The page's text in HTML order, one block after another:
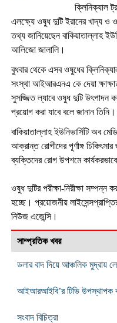
ক্লিনিক্যাল
এলক্ষ্যে ওষুধ দুটি ইরানের খাদ্য ও
তথ্য জানিয়েছেন বাকিয়াতাল্লাহ
আলিজো জালালি।
বুধবার থেকে এসব ওষুধের ক্লিনিক্যাল
সংস্থা আইআরএনএ কে দেয়া
সুসজ্জিত ল্যাবে ওষুধ দুটি উৎপাদন
প্রয়োগ করা যাবে বলে জানান তিনি।
বাকিয়াতাল্লাহ ইউনিভার্সিটি অব
আক্রান্ত রোগীদের পূর্ণাঙ্গ
ব্যক্তিদের রোগ উপশমে
ওষুধ দুটির পরীক্ষা-নিরীক্ষা
হচ্ছে। প্রয়োজনীয়
নিউজ এজেন্সি।
সাম্প্রতিক খবর
ডলার বাদ দিয়ে আঞ্চলিক মুদ্রায়
আইআরআইবি’র টিভি উপস্থাপক
সংবাদ বিচিত্রা